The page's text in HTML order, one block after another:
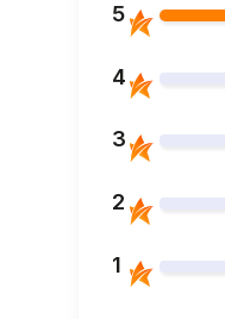
5
4
3
2
1